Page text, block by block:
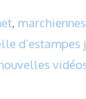
, marchiennes
d’estampes